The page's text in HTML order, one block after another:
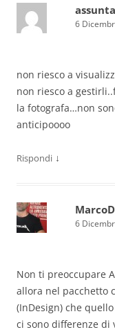
assunta
6
non riesco a
non riesco a
la fotografa…non
anticipoooo
Rispondi ↓
6
Non ti preoccupare
allora nel pacchetto
(InDesign) che
ci sono differenze di